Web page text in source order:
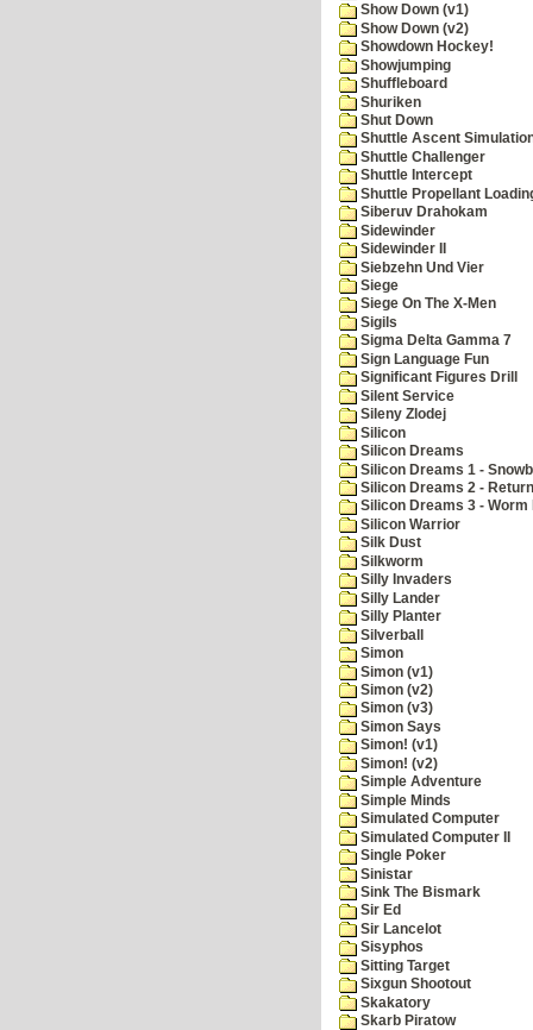
Show Down (v1)
Show Down (v2)
Showdown Hockey!
Showjumping
Shuffleboard
Shuriken
Shut Down
Shuttle Ascent
Shuttle Challenger
Shuttle Intercept
Shuttle Propellant
Siberuv Drahokam
Sidewinder
Sidewinder II
Siebzehn Und Vier
Siege
Siege On The X-Men
Sigils
Sigma Delta Gamma 7
Sign Language Fun
Significant Figures Drill
Silent Service
Sileny Zlodej
Silicon
Silicon Dreams
Silicon Dreams 1 -
Silicon Dreams 2 -
Silicon Dreams 3 - Worm
Silicon Warrior
Silk Dust
Silkworm
Silly Invaders
Silly Lander
Silly Planter
Silverball
Simon
Simon (v1)
Simon (v2)
Simon (v3)
Simon Says
Simon! (v1)
Simon! (v2)
Simple Adventure
Simple Minds
Simulated Computer
Simulated Computer II
Single Poker
Sinistar
Sink The Bismark
Sir Ed
Sir Lancelot
Sisyphos
Sitting Target
Sixgun Shootout
Skakatory
Skarb Piratow